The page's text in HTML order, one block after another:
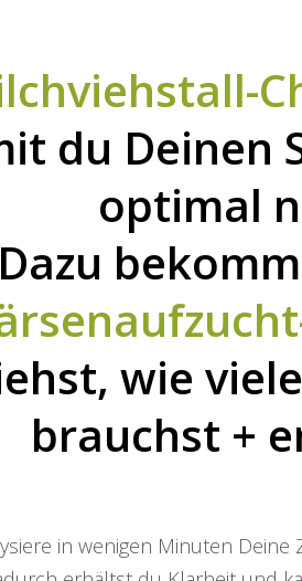
du Deinen
optimal
Dazu
wie
brauchst +
in wenigen Minuten Deine